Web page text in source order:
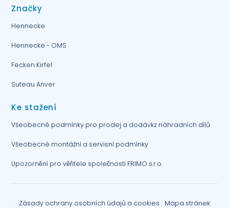
Značky
Hennecke
Hennecke - OMS
Fecken Kirfel
Suteau Anver
Ke stažení
Všeobecné podmínky pro prodej a dodávkz náhradních dílů
Všeobecné montážní a servisní podmínky
Upozornění pro věřitele společnosti FRIMO s.r.o.
Zásady ochrany osobních údajů a cookies Mapa stránek